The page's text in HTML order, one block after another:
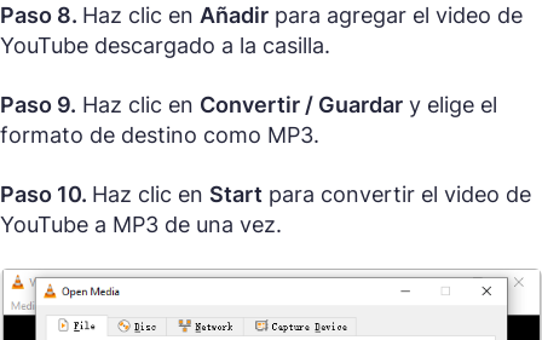
Paso 8. Haz clic en Añadir para agregar el video de
YouTube descargado a la casilla.
Paso 9. Haz clic en Convertir / Guardar y elige el
formato de destino como MP3.
Paso 10. Haz clic en Start para convertir el video de
YouTube a MP3 de una vez.